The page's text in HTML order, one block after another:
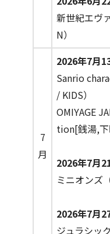
新世紀エヴ
N）
7
月
2026年7月
Sanrio
/ KIDS）
OMIYAGE
tion[銭湯,
2026年7月
ミニオンズ
2026年7月
ジュラシッ